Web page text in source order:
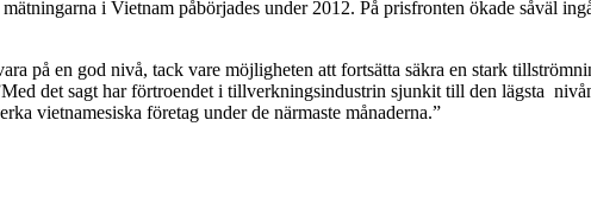
i Vietnam påbörjades under 2012. På prisfronten ökade såväl
på en god nivå, tack vare möjligheten att fortsätta säkra en stark
det sagt har förtroendet i tillverkningsindustrin sjunkit till den lägsta
vietnamesiska företag under de närmaste månaderna.”